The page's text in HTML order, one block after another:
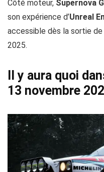
Côté moteur, Supernova
son expérience d’Unreal
accessible dès la sortie de
2025.
Il y aura quoi
13 novembre